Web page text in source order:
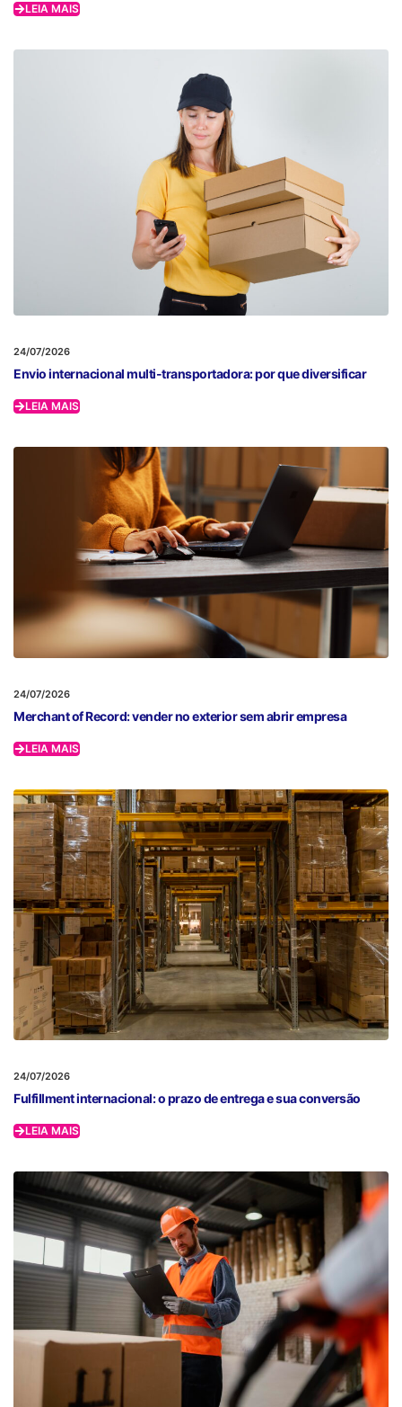
LEIA MAIS
24/07/2026
Envio internacional multi-transportadora: por que diversificar
LEIA MAIS
24/07/2026
Merchant of Record: vender no exterior sem abrir empresa
LEIA MAIS
24/07/2026
Fulfillment internacional: o prazo de entrega e sua conversão
LEIA MAIS